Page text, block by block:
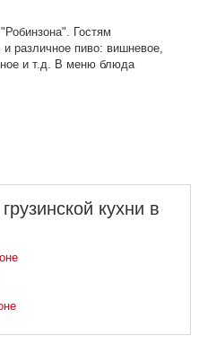
Гостям
и различное пиво: вишневое,
и т.д. В меню блюда
кухни в